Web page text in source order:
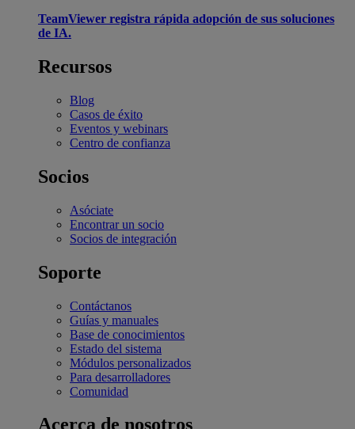
TeamViewer registra rápida adopción de sus soluciones
de IA.
Recursos
Blog
Casos de éxito
Eventos y webinars
Centro de confianza
Socios
Asóciate
Encontrar un socio
Socios de integración
Soporte
Contáctanos
Guías y manuales
Base de conocimientos
Estado del sistema
Módulos personalizados
Para desarrolladores
Comunidad
Acerca de nosotros